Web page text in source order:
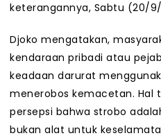
keterangannya, Sabtu (20/
Djoko mengatakan,
kendaraan pribadi atau
keadaan darurat
menerobos kemacetan. Hal
persepsi bahwa strobo
bukan alat untuk